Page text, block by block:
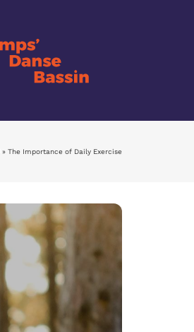
» The Importance of Daily Exercise